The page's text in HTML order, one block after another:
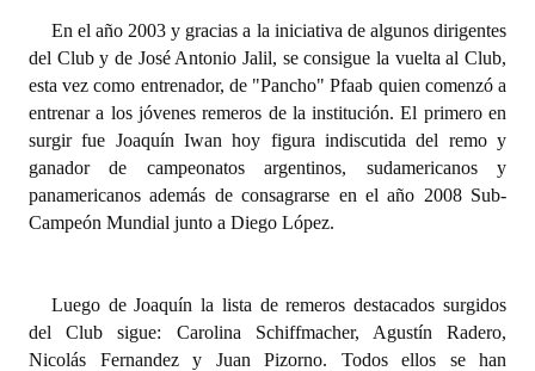
En el año 2003 y gracias a la iniciativa de algunos dirigentes
del Club y de José Antonio Jalil, se consigue la vuelta al Club,
esta vez como entrenador, de "Pancho" Pfaab quien comenzó a
entrenar a los jóvenes remeros de la institución. El primero en
surgir fue Joaquín Iwan hoy figura indiscutida del remo y
ganador de campeonatos argentinos, sudamericanos y
panamericanos además de consagrarse en el año 2008 Sub-
Campeón Mundial junto a Diego López.
Luego de Joaquín la lista de remeros destacados surgidos
del Club sigue: Carolina Schiffmacher, Agustín Radero,
Nicolás Fernandez y Juan Pizorno. Todos ellos se han